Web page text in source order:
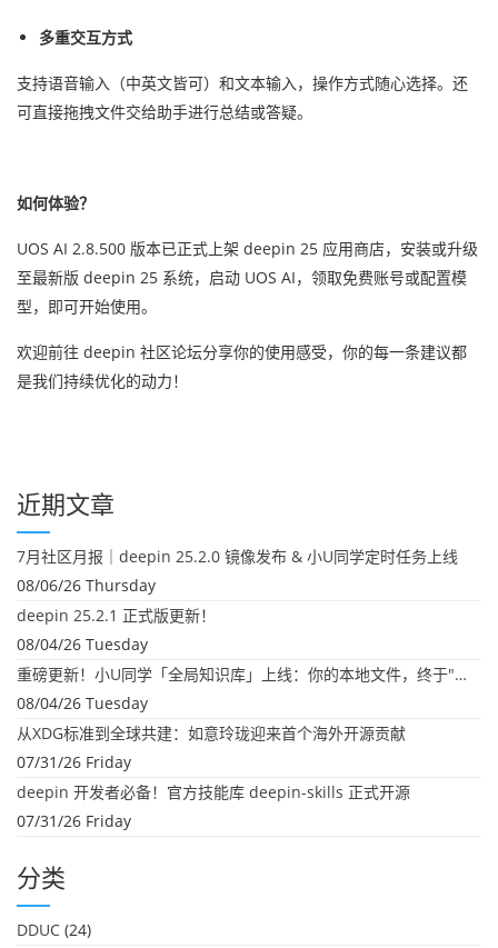
多重交互方式
支持语音输入（中英文皆可）和文本输入，操作方式随心选择。还
可直接拖拽文件交给助手进行总结或答疑。
如何体验？
UOS AI 2.8.500 版本已正式上架 deepin 25 应用商店，安装或升级
至最新版 deepin 25 系统，启动 UOS AI，领取免费账号或配置模
型，即可开始使用。
欢迎前往 deepin 社区论坛分享你的使用感受，你的每一条建议都
是我们持续优化的动力！
近期文章
7月社区月报｜deepin 25.2.0 镜像发布 & 小U同学定时任务上线
08/06/26 Thursday
deepin 25.2.1 正式版更新！
08/04/26 Tuesday
重磅更新！小U同学「全局知识库」上线：你的本地文件，终于"活"起来了
08/04/26 Tuesday
从XDG标准到全球共建：如意玲珑迎来首个海外开源贡献
07/31/26 Friday
deepin 开发者必备！官方技能库 deepin-skills 正式开源
07/31/26 Friday
分类
DDUC (24)